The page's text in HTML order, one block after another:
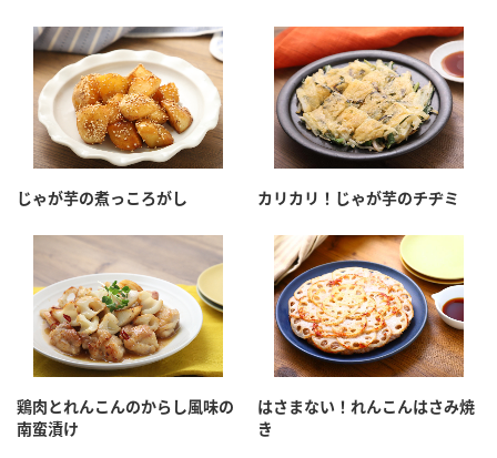
じゃが芋の煮っころがし カリカリ！じゃが芋のチヂミ
鶏肉とれんこんのからし風味の
南蛮漬け
はさまない！れんこんはさみ焼
き